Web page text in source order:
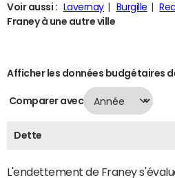
Voir aussi : Lavernay Burgille
Franey à une autre ville
Afficher les données budgétaires
Comparer avec
Dette
L'endettement de Franey